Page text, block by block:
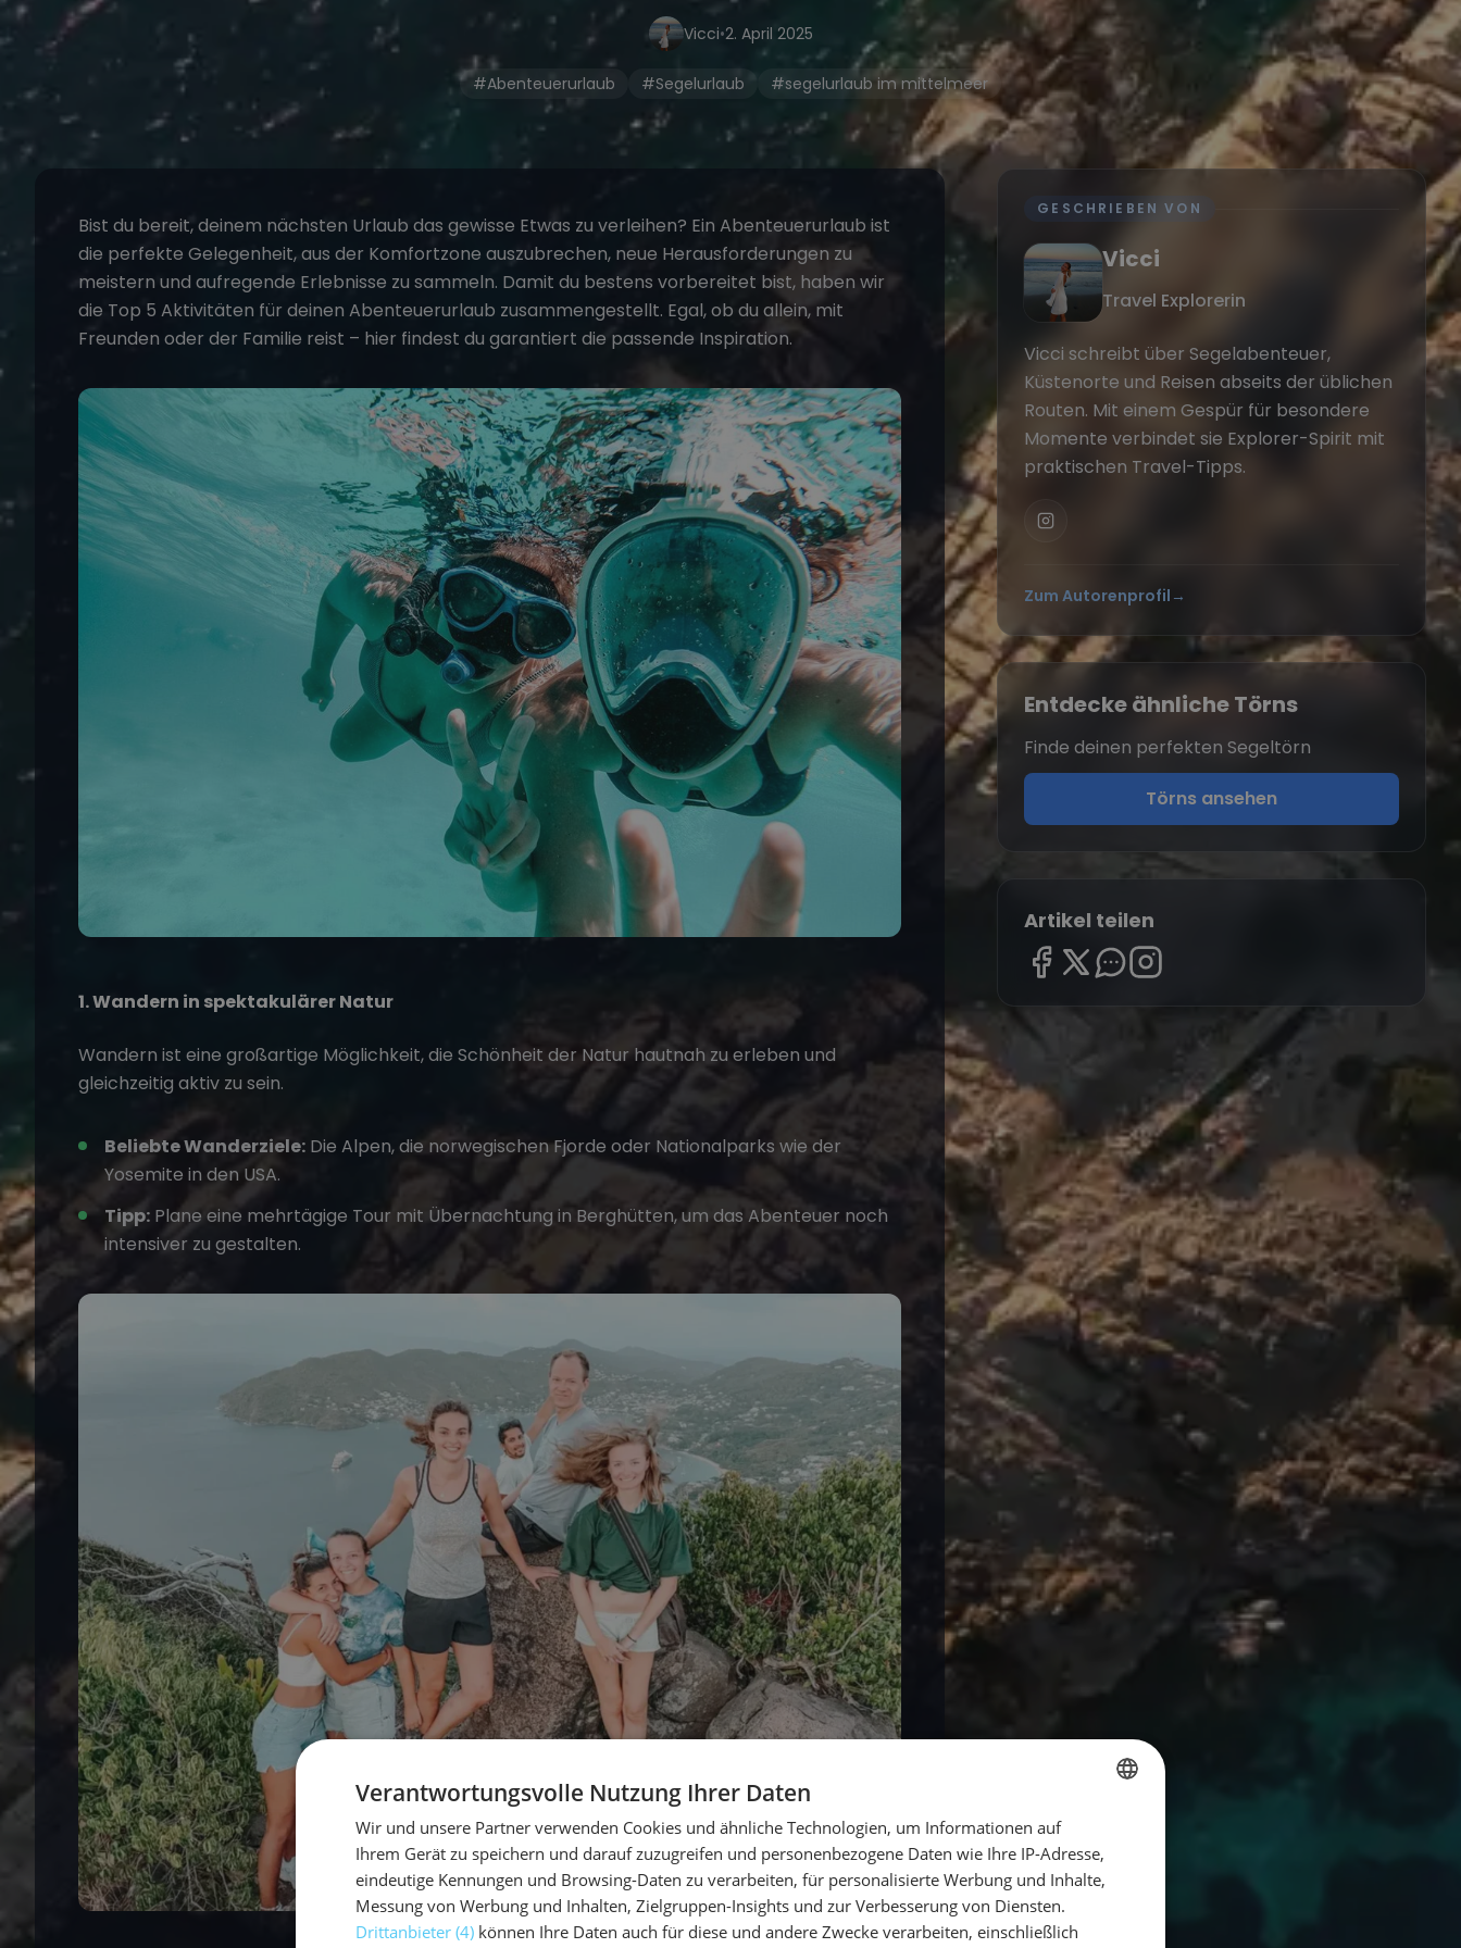
Vicci•2. April 2025
#Abenteuerurlaub #Segelurlaub #segelurlaub im mittelmeer
Bist du bereit, deinem nächsten Urlaub das gewisse Etwas zu verleihen? Ein Abenteuerurlaub ist
die perfekte Gelegenheit, aus der Komfortzone auszubrechen, neue Herausforderungen zu
meistern und aufregende Erlebnisse zu sammeln. Damit du bestens vorbereitet bist, haben wir
die Top 5 Aktivitäten für deinen Abenteuerurlaub zusammengestellt. Egal, ob du allein, mit
Freunden oder der Familie reist – hier findest du garantiert die passende Inspiration.
1. Wandern in spektakulärer Natur
Wandern ist eine großartige Möglichkeit, die Schönheit der Natur hautnah zu erleben und
gleichzeitig aktiv zu sein.
Beliebte Wanderziele: Die Alpen, die norwegischen Fjorde oder Nationalparks wie der
Yosemite in den USA.
Tipp: Plane eine mehrtägige Tour mit Übernachtung in Berghütten, um das Abenteuer noch
intensiver zu gestalten.
GESCHRIEBEN VON
Vicci
Travel Explorerin
Vicci schreibt über Segelabenteuer,
Küstenorte und Reisen abseits der üblichen
Routen. Mit einem Gespür für besondere
Momente verbindet sie Explorer-Spirit mit
praktischen Travel-Tipps.
Zum Autorenprofil →
Entdecke ähnliche Törns
Finde deinen perfekten Segeltörn
Törns ansehen
Artikel teilen
GERMAN
Verantwortungsvolle Nutzung Ihrer Daten
Wir und unsere Partner verwenden Cookies und ähnliche Technologien, um Informationen auf
Ihrem Gerät zu speichern und darauf zuzugreifen und personenbezogene Daten wie Ihre IP-Adresse,
eindeutige Kennungen und Browsing-Daten zu verarbeiten, für personalisierte Werbung und Inhalte,
Messung von Werbung und Inhalten, Zielgruppen-Insights und zur Verbesserung von Diensten.
Drittanbieter (4) können Ihre Daten auch für diese und andere Zwecke verarbeiten, einschließlich